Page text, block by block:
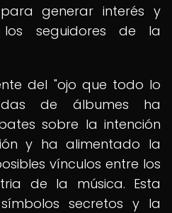
generar interés y
los seguidores de la
del "ojo que todo lo
de álbumes ha
sobre la intención
y ha alimentado la
vínculos entre los
de la música. Esta
secretos y la